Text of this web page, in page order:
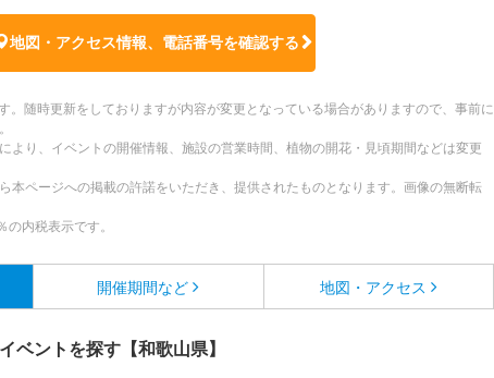
地図・アクセス情報、電話番号を確認する
随時更新をしておりますが内容が変更となっている場合がありますので、事前に
より、イベントの開催情報、施設の営業時間、植物の開花・見頃期間などは変更
本ページへの掲載の許諾をいただき、提供されたものとなります。画像の無断転
内税表示です。
開催期間など 地図・アクセス
ベントを探す【和歌山県】